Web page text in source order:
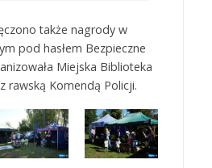
także nagrody w
pod hasłem Bezpieczne
Miejska Biblioteka
rawską Komendą Policji.